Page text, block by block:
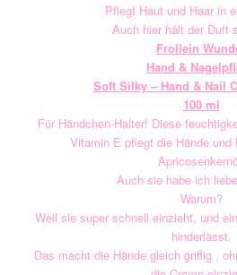
Pflegt Haut und Haar in
Auch hier hält der Duft
Frollein
Hand &
Soft Silky – Hand & Nail
100 ml
Für Händchen-Halter! Diese
Vitamin E pflegt die Hände und
Auch sie habe ich
Warum?
Weil sie super schnell einzieht, und
hinderlässt.
Das macht die Hände gleich griffig ,